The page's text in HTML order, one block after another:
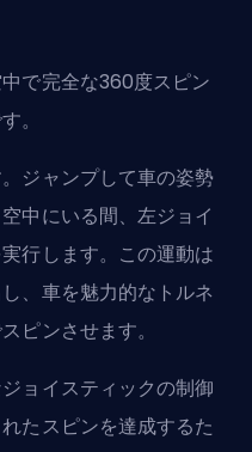
で完全な360度スピン
。
ジャンプして車の姿勢
中にいる間、左ジョイ
行します。この運動は
、車を魅力的なトルネ
ピンさせます。
ョイスティックの制御
たスピンを達成するた